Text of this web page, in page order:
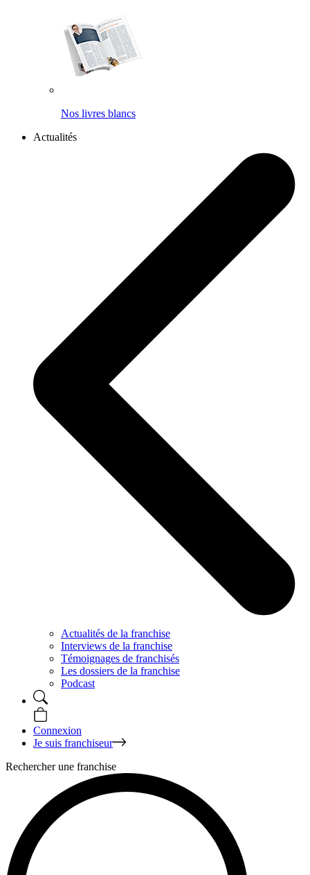
Nos livres blancs
Actualités
Actualités de la franchise
Interviews de la franchise
Témoignages de franchisés
Les dossiers de la franchise
Podcast
Connexion
Je suis franchiseur
Rechercher une franchise